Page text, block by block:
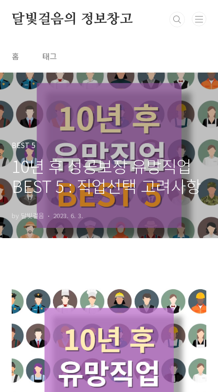
달빛걸음의 정보창고
홈 태그
BEST 5
10년 후 성공보장 유망직업
BEST 5 : 직업선택 고려사항
by 달빛걸음 2023. 6. 3.